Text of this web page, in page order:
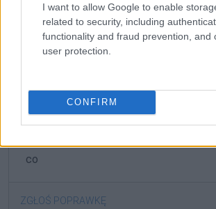
I want to allow Google to enable
related to security, including
functionality and fraud prevention, and
user protection.
CONFIRM
Małgorzata Święchowicz, Newsweek,
partykuła
co
ZGŁOŚ POPRAWKĘ